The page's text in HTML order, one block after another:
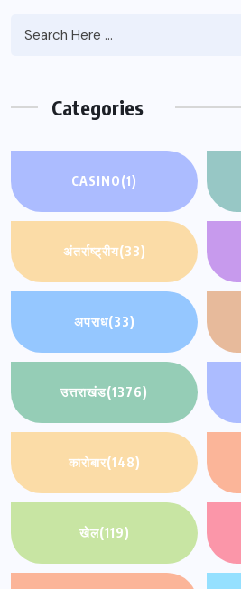
Categories
CASINO(1)
अंतर्राष्ट्रीय(33)
अपराध(33)
उत्तराखंड(1376)
कारोबार(148)
खेल(119)